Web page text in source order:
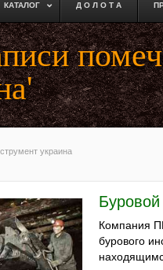
КАТАЛОГ Д О Л О Т А
украина
Компания
бурового